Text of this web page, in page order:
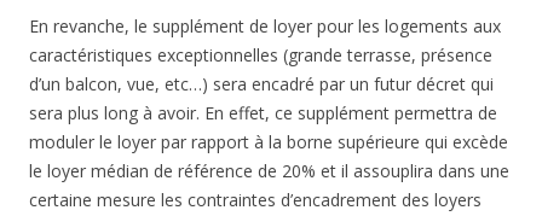
En revanche, le supplément de loyer pour les logements aux
caractéristiques exceptionnelles (grande terrasse, présence
d’un balcon, vue, etc…) sera encadré par un futur décret qui
sera plus long à avoir. En effet, ce supplément permettra de
moduler le loyer par rapport à la borne supérieure qui excède
le loyer médian de référence de 20% et il assouplira dans une
certaine mesure les contraintes d’encadrement des loyers